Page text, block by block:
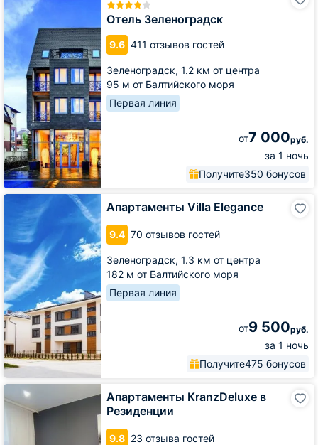
Отель Зеленоградск
9.6 411 отзывов гостей
Зеленоградск, 1.2 км от центра
95 м от Балтийского моря
Первая линия
от7 000руб.
за 1 ночь
Получите350 бонусов
Зеленоградск
Апартаменты Villa Elegance
9.4 70 отзывов гостей
Зеленоградск, 1.3 км от центра
182 м от Балтийского моря
Первая линия
от9 500руб.
за 1 ночь
Получите475 бонусов
Апартаменты
Апартаменты KranzDeluxe в
Резиденции
9.8 23 отзыва гостей
Апартаменты
KranzDeluxe
Резиденции